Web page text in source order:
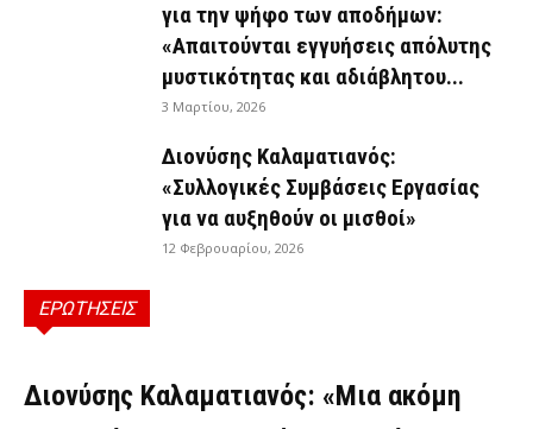
για την ψήφο των αποδήμων:
«Απαιτούνται εγγυήσεις απόλυτης
μυστικότητας και αδιάβλητου...
3 Μαρτίου, 2026
Διονύσης Καλαματιανός:
«Συλλογικές Συμβάσεις Εργασίας
για να αυξηθούν οι μισθοί»
12 Φεβρουαρίου, 2026
ΕΡΩΤΗΣΕΙΣ
ΕΡΩΤΉΣΕΙΣ
Διονύσης Καλαματιανός: «Μια ακόμη